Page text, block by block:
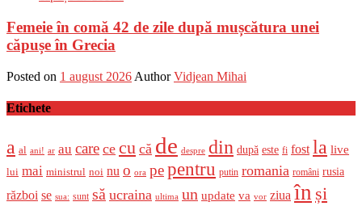
Femeie în comă 42 de zile după mușcătura unei
căpușe în Grecia
Posted on 1 august 2026 Author Vidjean Mihai
Etichete
a al ani! ar au care ce cu că de despre din după este fi fost la live
lui mai ministrul noi nu o ora pepentru putin romania români rusia
război se sua: sunt să ucraina ultima un update va vor ziua în și